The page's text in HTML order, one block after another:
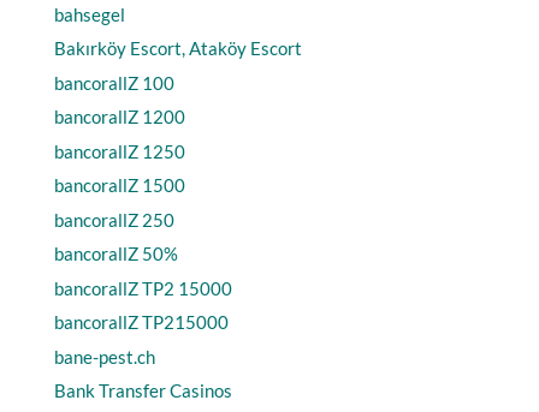
bahsegel
Bakırköy Escort, Ataköy Escort
bancorallZ 100
bancorallZ 1200
bancorallZ 1250
bancorallZ 1500
bancorallZ 250
bancorallZ 50%
bancorallZ TP2 15000
bancorallZ TP215000
bane-pest.ch
Bank Transfer Casinos